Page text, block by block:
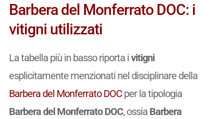
Barbera del Monferrato DOC: i
vitigni utilizzati
La tabella più in basso riporta ivitigni
esplicitamente menzionati nel disciplinare della
Barbera del Monferrato DOCper la tipologia
Barbera del Monferrato DOC, ossia Barbera